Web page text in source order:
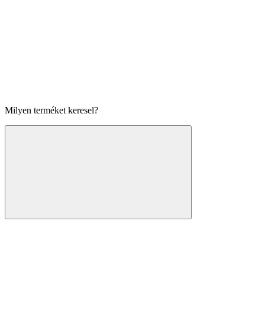
Milyen terméket keresel?